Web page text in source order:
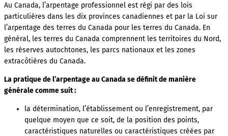
Au Canada, l’arpentage professionnel est régi par des lois
particulières dans les dix provinces canadiennes et par la Loi sur
l’arpentage des terres du Canada pour les terres du Canada. En
général, les terres du Canada comprennent les territoires du Nord,
les réserves autochtones, les parcs nationaux et les zones
extracôtières du Canada.
La pratique de l’arpentage au Canada se définit de manière
générale comme suit :
la détermination, l’établissement ou l’enregistrement, par
quelque moyen que ce soit, de la position des points,
caractéristiques naturelles ou caractéristiques créées par